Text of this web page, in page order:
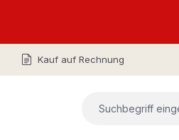
Kauf auf Rechnung